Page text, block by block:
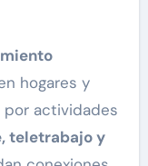
hogares y
por actividades
teletrabajo y